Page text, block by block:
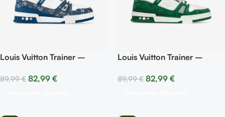
Louis Vuitton Trainer –
Blue
89,99€ 82,99 €
Louis Vuitton Trainer –
White
89,99€ 82,99 €